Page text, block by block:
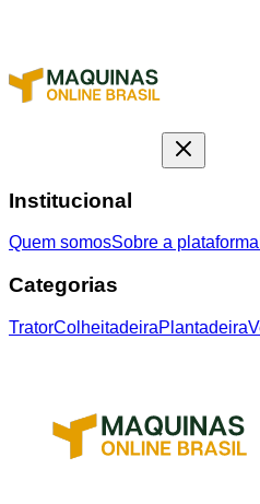
Institucional
Quem somosSobre a plataforma
Categorias
TratorColheitadeiraPlantadeira